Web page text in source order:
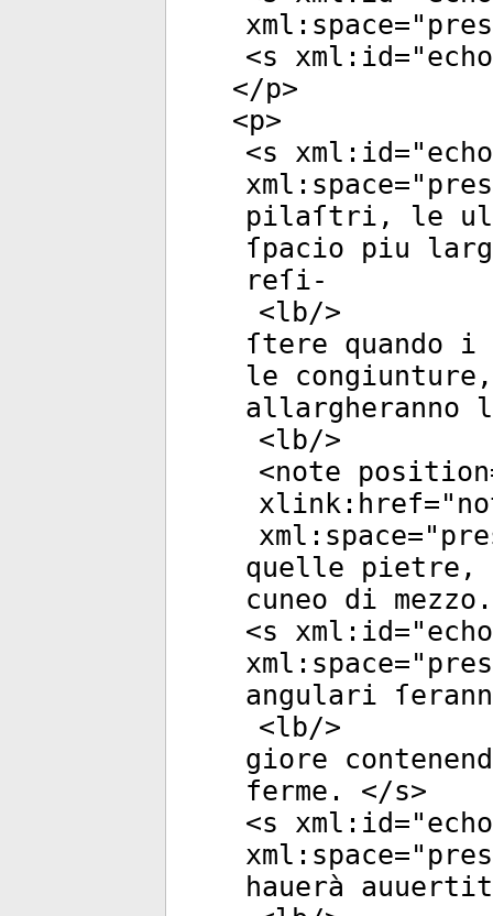
xml:space="
<s xml:id="
</p>
<p>
<s xml:id="
xml:space="
pilaſtri, le
ſpacio piu
reſi-
<lb/>
ſtere quando
le
allargheranno
<lb/>
<note position
xlink:href="
xml:space="
quelle pietre,
cuneo di
<s xml:id="
xml:space="
angulari
<lb/>
giore
ferme. </s>
<s xml:id="
xml:space="
hauerà